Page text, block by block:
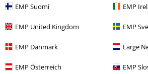
EMP Suomi EMP
EMP United Kingdom EMP
EMP Danmark Large
EMP Österreich EMP